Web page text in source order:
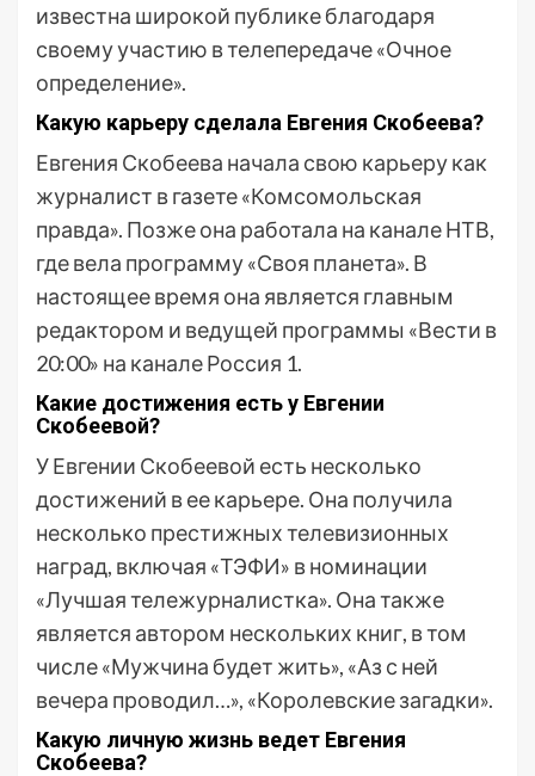
известна широкой публике благодаря
своему участию в телепередаче «Очное
определение».
Какую карьеру сделала Евгения Скобеева?
Евгения Скобеева начала свою карьеру как
журналист в газете «Комсомольская
правда». Позже она работала на канале НТВ,
где вела программу «Своя планета». В
настоящее время она является главным
редактором и ведущей программы «Вести в
20:00» на канале Россия 1.
Какие достижения есть у Евгении
Скобеевой?
У Евгении Скобеевой есть несколько
достижений в ее карьере. Она получила
несколько престижных телевизионных
наград, включая «ТЭФИ» в номинации
«Лучшая тележурналистка». Она также
является автором нескольких книг, в том
числе «Мужчина будет жить», «Аз с ней
вечера проводил…», «Королевские загадки».
Какую личную жизнь ведет Евгения
Скобеева?